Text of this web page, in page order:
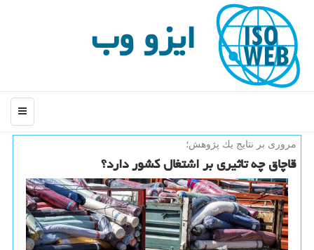
ایزو وب
منو
مروری بر نتایج یك پژوهش؛
قاچاق چه تاثیری بر اشتغال كشور دارد؟